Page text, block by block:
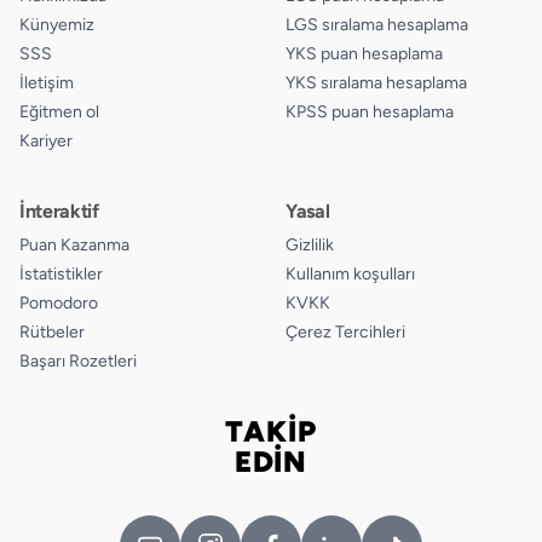
Künyemiz
SSS
İletişim
Eğitmen ol
Kariyer
LGS sıralama hesaplama
YKS puan hesaplama
YKS sıralama hesaplama
KPSS puan hesaplama
İnteraktif
Puan Kazanma
İstatistikler
Pomodoro
Rütbeler
Başarı Rozetleri
Yasal
Gizlilik
Kullanım koşulları
KVKK
Çerez Tercihleri
TAKİP
EDİN